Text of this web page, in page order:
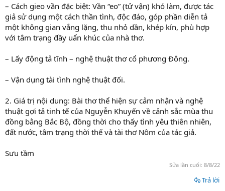
– Cách gieo vần đặc biệt: Vần “eo” (tử vận) khó làm, được tác
giả sử dụng một cách thần tình, độc đáo, góp phần diễn tả
một không gian vắng lặng, thu nhỏ dần, khép kín, phù hợp
với tâm trạng đầy uẩn khúc của nhà thơ.
– Lấy động tả tĩnh – nghệ thuật thơ cổ phương Đông.
– Vận dụng tài tình nghệ thuật đối.
2. Giá trị nội dung: Bài thơ thể hiện sự cảm nhận và nghệ
thuật gợi tả tinh tế của Nguyễn Khuyến về cảnh sắc mùa thu
đồng bằng Bắc Bộ, đồng thời cho thấy tình yêu thiên nhiên,
đất nước, tâm trạng thời thế và tài thơ Nôm của tác giả.
Sưu tầm
Sửa lần cuối: 8/8/22
Trả lời